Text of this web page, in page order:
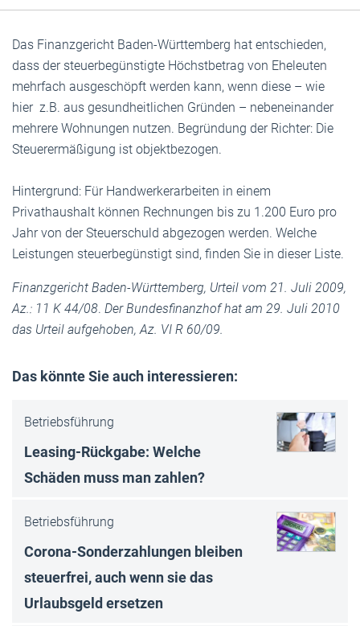
Das Finanzgericht Baden-Württemberg hat entschieden,
dass der steuerbegünstigte Höchstbetrag von Eheleuten
mehrfach ausgeschöpft werden kann, wenn diese – wie
hier z.B. aus gesundheitlichen Gründen – nebeneinander
mehrere Wohnungen nutzen. Begründung der Richter: Die
Steuerermäßigung ist objektbezogen.
Hintergrund: Für Handwerkerarbeiten in einem
Privathaushalt können Rechnungen bis zu 1.200 Euro pro
Jahr von der Steuerschuld abgezogen werden. Welche
Leistungen steuerbegünstigt sind, finden Sie in dieser Liste.
Finanzgericht Baden-Württemberg, Urteil vom 21. Juli 2009,
Az.: 11 K 44/08. Der Bundesfinanzhof hat am 29. Juli 2010
das Urteil aufgehoben, Az. VI R 60/09.
Das könnte Sie auch interessieren:
Betriebsführung
Leasing-Rückgabe: Welche
Schäden muss man zahlen?
Betriebsführung
Corona-Sonderzahlungen bleiben
steuerfrei, auch wenn sie das
Urlaubsgeld ersetzen